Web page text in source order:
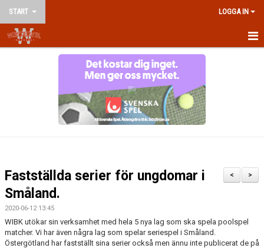
START LOGGA IN
KALENDER
MATCHER
AVGIFTER
>
<
Fastställda serier för ungdomar i
Småland.
2020-06-12 13:45
WIBK utökar sin verksamhet med hela 5 nya lag som ska spela poolspel
matcher. Vi har även några lag som spelar seriespel i Småland.
Östergötland har fastställt sina serier också men ännu inte publicerat de på